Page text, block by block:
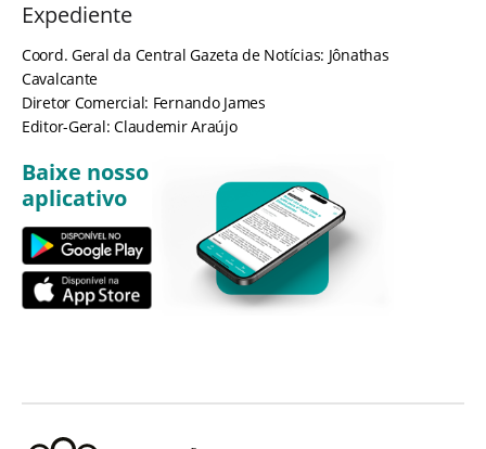
Expediente
Coord. Geral da Central Gazeta de Notícias: Jônathas
Cavalcante
Diretor Comercial: Fernando James
Editor-Geral: Claudemir Araújo
Baixe nosso
aplicativo